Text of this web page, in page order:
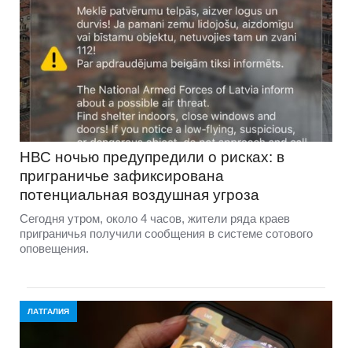
НВС ночью предупредили о рисках: в
приграничье зафиксирована
потенциальная воздушная угроза
Сегодня утром, около 4 часов, жители ряда краев
приграничья получили сообщения в системе сотового
оповещения.
ЛАТГАЛИЯ